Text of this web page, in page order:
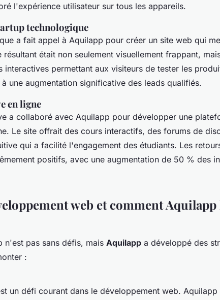
l'expérience utilisateur sur tous les appareils.
technologique
a fait appel à Aquilapp pour créer un site web qui
résultant était non seulement visuellement frappant,
interactives permettant aux visiteurs de tester les
une augmentation significative des leads qualifiés.
en ligne
a collaboré avec Aquilapp pour développer une
Le site offrait des cours interactifs, des forums de
qui a facilité l'engagement des étudiants. Les
positifs, avec une augmentation de 50 % des
web et comment Aquilapp
n'est pas sans défis, mais Aquilapp a développé des
:
un défi courant dans le développement web. Aquilapp